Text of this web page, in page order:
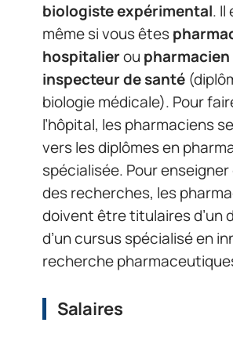
biologiste expérimental. Il
même si vous êtes
hospitalierou
inspecteur de santé
biologie médicale). Pour
l’hôpital, les pharmaciens
vers les diplômes en
spécialisée. Pour
des recherches, les
doivent être titulaires d’un
d’un cursus spécialisé en
recherche
Salaires